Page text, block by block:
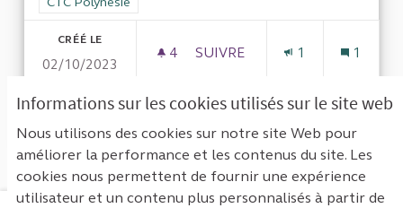
Informations sur les cookies utilisés sur le site web
Nous utilisons des cookies sur notre site Web pour
améliorer la performance et les contenus du site. Les
cookies nous permettent de fournir une expérience
utilisateur et un contenu plus personnalisés à partir de
CRÉÉ LE
02/10/2023
4 4 ABONNÉS
SUIVRE
1 1
VOIR LA PROPOSITION